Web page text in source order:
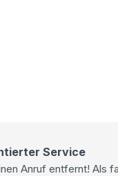
Service
Anruf entfernt! Als